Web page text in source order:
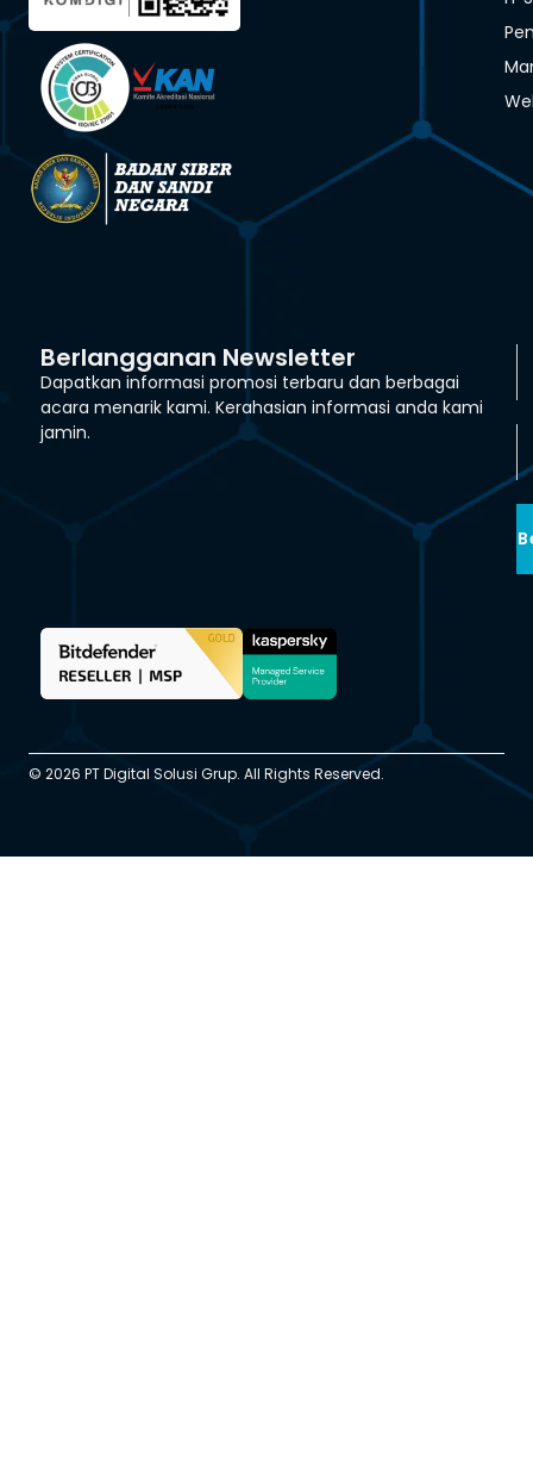
Berlangganan Newsletter
Dapatkan informasi promosi terbaru dan berbagai
acara menarik kami. Kerahasian informasi anda kami
jamin.
© 2026 PT Digital Solusi Grup. All Rights Reserved.